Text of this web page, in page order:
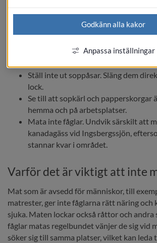
Du kan minska risken för störningar
svårare för fåglar att hitta mat och boplatser:
Släng alltid matrester i
Ställ inte ut soppåsar. Släng dem
lock.
Se till att sopkärl och papperskorgar
hemma och på arbetsplatser.
Mata inte fåglar. Undvik särskilt att
kanadagäss vid Ingsbergssjön,
stannar kvar i området.
Varför det är viktigt att inte
Mat som är avsedd för människor, till
matrester, ger inte fåglarna rätt näring och
sjuka. Maten lockar också råttor och andra
fåglar matas regelbundet vänjer de sig vid
söker sig till samma platser, vilket kan leda
Godkänn alla kakor
Anpassa inställningar